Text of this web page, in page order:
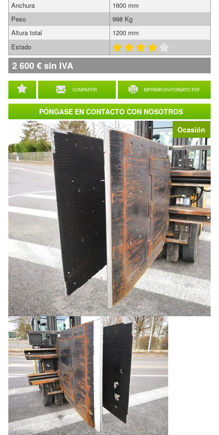
Ocasión
COMPARTIR IMPRIMIR EN FORMATO PDF
Anchura
1600 mm
Peso
998 Kg
Altura total
1200 mm
Estado
2 600€sin IVA
PÓNGASE EN CONTACTO CON NOSOTROS